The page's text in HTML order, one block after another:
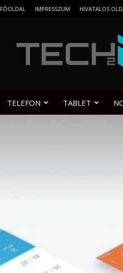
FŐOLDAL IMPRESSZUM HIVATALOS
TELEFON TABLET